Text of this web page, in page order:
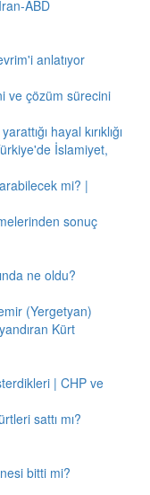
ABD
anlatıyor
ve çözüm sürecini
hayal kırıklığı
İslamiyet,
mi? |
sonuç
ne oldu?
(Yergetyan)
Kürt
| CHP ve
sattı mı?
bitti mi?